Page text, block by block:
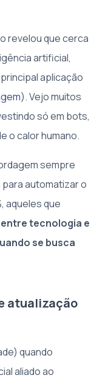
revelou que cerca
artificial,
aplicação
). Vejo muitos
só em bots,
o calor humano.
sempre
automatizar o
aqueles que
tecnologia e
se busca
atualização
quando
aliado ao